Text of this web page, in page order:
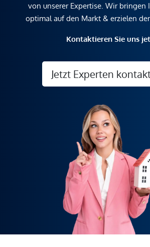
von unserer Expertise. Wir bringen
optimal auf den Markt & erzielen
Kontaktieren Sie uns
Jetzt Experten